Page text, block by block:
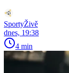
SportyŽivě
dnes, 19:38
4 min